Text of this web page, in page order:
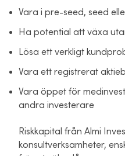
Vara i pre-seed, seed
Ha potential att växa
Lösa ett verkligt
Vara ett registrerat
Vara öppet för
andra investerare
Riskkapital från Almi
konsultverksamheter,